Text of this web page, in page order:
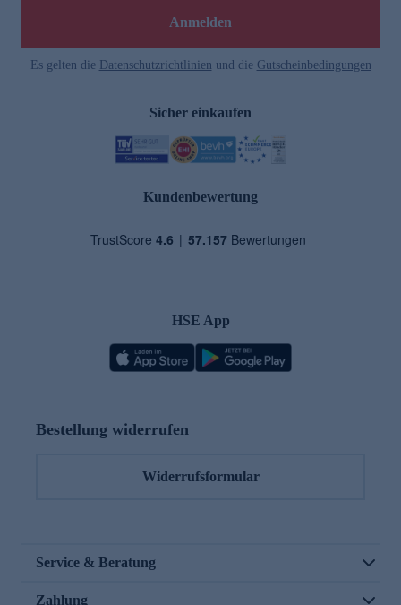
Anmelden
Es gelten die Datenschutzrichtlinien und die Gutscheinbedingungen
Sicher einkaufen
Kundenbewertung
HSE App
Bestellung widerrufen
Widerrufsformular
Service & Beratung
Zahlung